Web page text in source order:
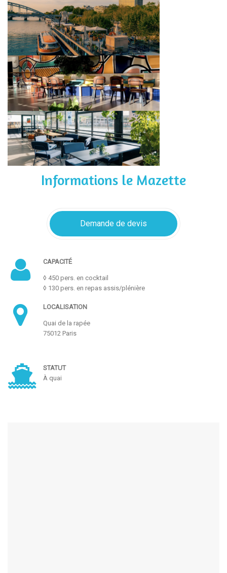
Informations le Mazette
Demande de devis
CAPACITÉ
◊ 450 pers. en cocktail
◊ 130 pers. en repas assis/plénière
LOCALISATION
Quai de la rapée
75012 Paris
STATUT
À quai